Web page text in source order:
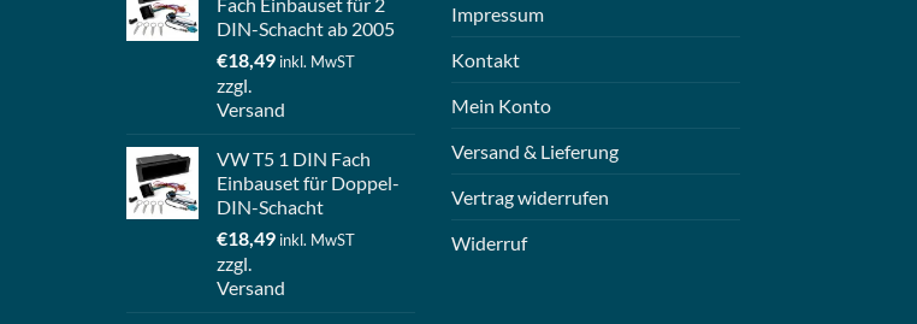
DIN-Schacht ab 2005
€18,49 inkl. MwST
zzgl.
Versand
VW T5 1 DIN Fach
Einbauset für Doppel-
DIN-Schacht
€18,49 inkl. MwST
zzgl.
Versand
Impressum
Kontakt
Mein Konto
Versand & Lieferung
Vertrag widerrufen
Widerruf